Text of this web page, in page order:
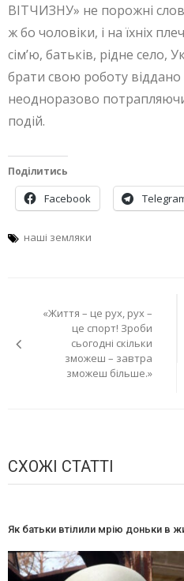
ВІТЧИЗНУ» не порожні
ж бо чоловіки, і на їхніх
сім’ю, батьків, рідне село,
брати свою роботу віддано
неодноразово
подій.
Поділитись
Facebook
наші земляки
записів
«Життя – це рух, рух –
це спорт! Зроби
сьогодні скільки
зможеш – завтра
зможеш більше.»
СХОЖІ СТАТТІ
Як батьки втілили мрію доньки в